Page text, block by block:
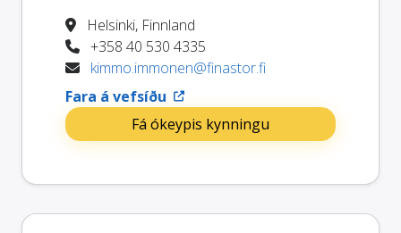
Helsinki, Finnland
+358 40 530 4335
kimmo.immonen@finastor.fi
Fara á vefsíðu
Fá ókeypis kynningu